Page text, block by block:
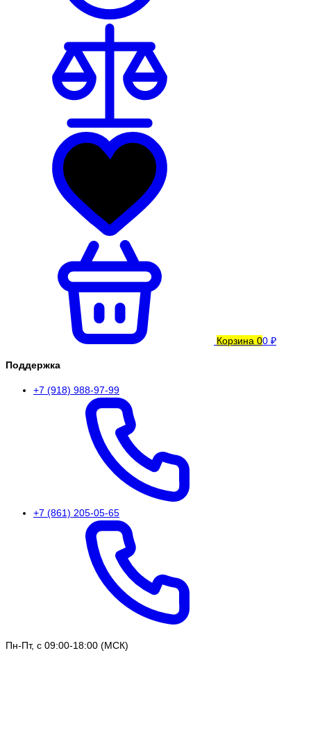
Корзина 00 ₽
Поддержка
+7 (918) 988-97-99
+7 (861) 205-05-65
Пн-Пт, с 09:00-18:00 (МСК)